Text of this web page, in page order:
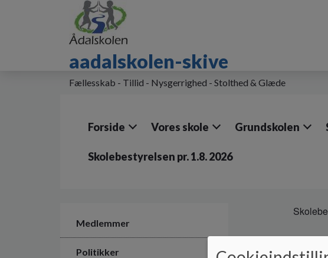
aadalskolen-skive
Fællesskab - Tillid - Nysgerrighed - Stolthed & Glæde
Forside Vores skole Grundskolen
Skolebestyrelsen pr. 1.8. 2026
Medlemmer
Politikker